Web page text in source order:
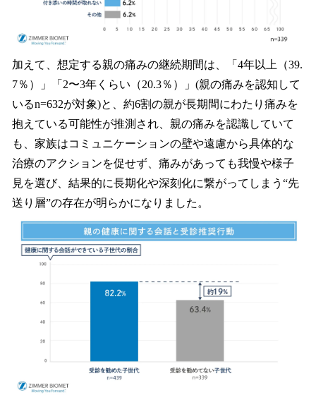
加えて、想定する親の痛みの継続期間は、「4年以上（39.
7％）」「2〜3年くらい（20.3％）」(親の痛みを認知して
いるn=632が対象)と、約6割の親が長期間にわたり痛みを
抱えている可能性が推測され、親の痛みを認識していて
も、家族はコミュニケーションの壁や遠慮から具体的な
治療のアクションを促せず、痛みがあっても我慢や様子
見を選び、結果的に長期化や深刻化に繋がってしまう“先
送り層”の存在が明らかになりました。